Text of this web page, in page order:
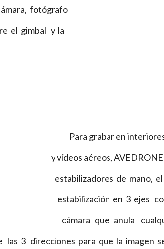
fotógrafo
el gimbal y la
Para grabar en
y vídeos aéreos,
estabilizadores de mano,
estabilización en 3 ejes
cámara que anula
para que la imagen